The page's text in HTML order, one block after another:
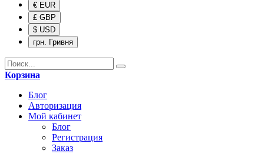
€ EUR
£ GBP
$ USD
грн. Гривня
Корзина
Блог
Авторизация
Мой кабинет
Блог
Регистрация
Заказ